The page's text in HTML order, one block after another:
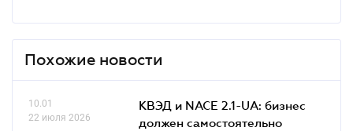
Похожие новости
10.01
22 июля 2026
КВЭД и NACE 2.1-UA: бизнес
должен самостоятельно